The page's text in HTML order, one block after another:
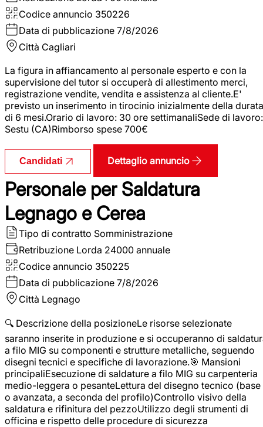
Codice annuncio 350226
Data di pubblicazione 7/8/2026
Città Cagliari
La figura in affiancamento al personale esperto e con la
supervisione del tutor si occuperà di allestimento merci,
registrazione vendite, vendita e assistenza al cliente.E'
previsto un inserimento in tirocinio inizialmente della durata
di 6 mesi.Orario di lavoro: 30 ore settimanaliSede di lavoro:
Sestu (CA)Rimborso spese 700€
Candidati Dettaglio annuncio
Personale per Saldatura
Legnago e Cerea
Tipo di contratto Somministrazione
Retribuzione Lorda 24000 annuale
Codice annuncio 350225
Data di pubblicazione 7/8/2026
Città Legnago
🔍 Descrizione della posizioneLe risorse selezionate
saranno inserite in produzione e si occuperanno di
a filo MIG su componenti e strutture metalliche, seguendo
disegni tecnici e specifiche di lavorazione.🎯 Mansioni
principaliEsecuzione di saldature a filo MIG su carpenteria
medio-leggera o pesanteLettura del disegno tecnico (base
o avanzata, a seconda del profilo)Controllo visivo della
saldatura e rifinitura del pezzoUtilizzo degli strumenti di
officina e rispetto delle procedure di sicurezza